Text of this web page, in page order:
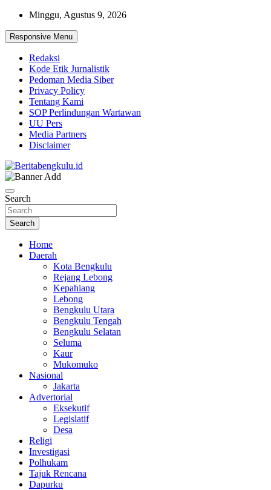
Skip
content
Minggu, Agustus 9, 2026
Responsive Menu
Redaksi
Kode Etik Jurnalistik
Pedoman Media Siber
Privacy Policy
Tentang Kami
SOP Perlindungan Wartawan
UU Pers
Media Partners
Disclaimer
Beritabengkulu.id
Search
Search
Home
Daerah
Kota Bengkulu
Rejang Lebong
Kepahiang
Lebong
Bengkulu Utara
Bengkulu Tengah
Bengkulu Selatan
Seluma
Kaur
Mukomuko
Nasional
Jakarta
Advertorial
Eksekutif
Legislatif
Desa
Religi
Investigasi
Polhukam
Tajuk Rencana
Dapurku